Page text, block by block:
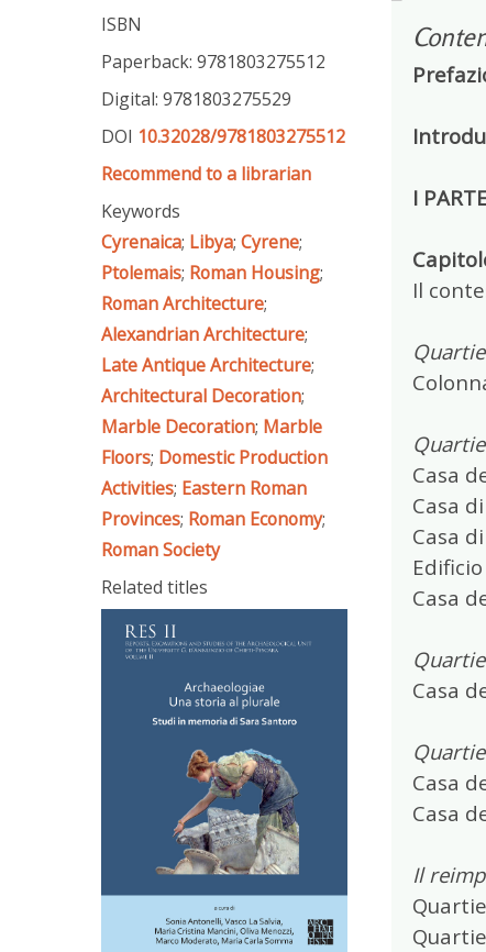
ISBN
Paperback: 9781803275512
Digital: 9781803275529
DOI 10.32028/9781803275512
Recommend to a librarian
Keywords
Cyrenaica; Libya; Cyrene;
Ptolemais; Roman Housing;
Roman Architecture;
Alexandrian Architecture;
Late Antique Architecture;
Architectural Decoration;
Marble Decoration; Marble
Floors; Domestic Production
Activities; Eastern Roman
Provinces; Roman Economy;
Roman Society
Related titles
I
Il
Casa
Casa
Casa
Casa
Casa
Casa
Casa
Il